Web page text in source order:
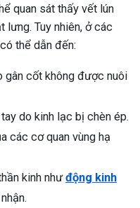
quan sát thấy vết lún
lưng. Tuy nhiên, ở các
thể dẫn đến:
gân cốt không được nuôi
do kinh lạc bị chèn ép.
các cơ quan vùng hạ
kinh nhưđộng kinh